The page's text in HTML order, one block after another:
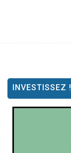
INVESTISSEZ !